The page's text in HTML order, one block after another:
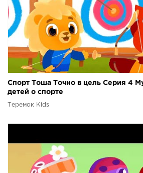
Спорт Тоша Точно в цель Серия 4
детей о спорте
Теремок Kids